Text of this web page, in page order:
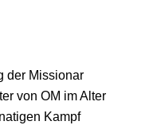
der Missionar
von OM im Alter
Kampf